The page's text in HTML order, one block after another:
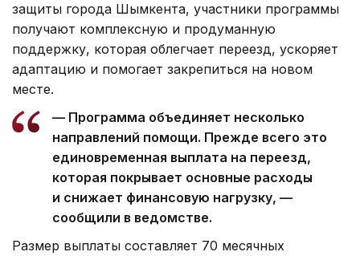
защиты города Шымкента, участники программы
получают комплексную и продуманную
поддержку, которая облегчает переезд, ускоряет
адаптацию и помогает закрепиться на новом
месте.
— Программа объединяет несколько
направлений помощи. Прежде всего это
единовременная выплата на переезд,
которая покрывает основные расходы
и снижает финансовую нагрузку, —
сообщили в ведомстве.
Размер выплаты составляет 70 месячных